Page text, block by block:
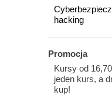
hacking
Promocja
Kursy od
jeden kurs, a
kup!